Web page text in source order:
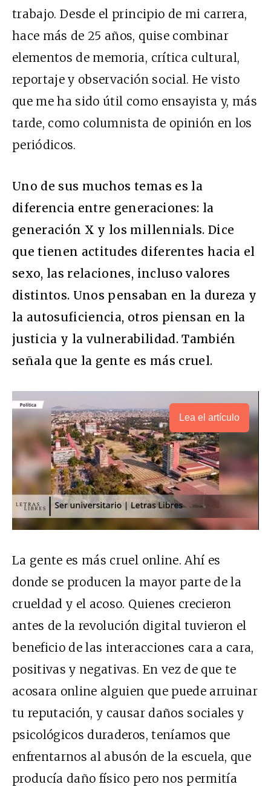
trabajo. Desde el principio de mi carrera,
hace más de 25 años, quise combinar
elementos de memoria, crítica cultural,
reportaje y observación social. He visto
que me ha sido útil como ensayista y, más
tarde, como columnista de opinión en los
periódicos.
Uno de sus muchos temas es la
diferencia entre generaciones: la
generación X y los millennials. Dice
que tienen actitudes diferentes hacia el
sexo, las relaciones, incluso valores
distintos. Unos pensaban en la dureza y
la autosuficiencia, otros piensan en la
justicia y la vulnerabilidad. También
señala que la gente es más cruel.
Lea el artículo
La gente es más cruel online. Ahí es
donde se producen la mayor parte de la
crueldad y el acoso. Quienes crecieron
antes de la revolución digital tuvieron el
beneficio de las interacciones cara a cara,
positivas y negativas. En vez de que te
acosara online alguien que puede arruinar
tu reputación, y causar daños sociales y
psicológicos duraderos, teníamos que
enfrentarnos al abusón de la escuela, que
producía daño físico pero nos permitía